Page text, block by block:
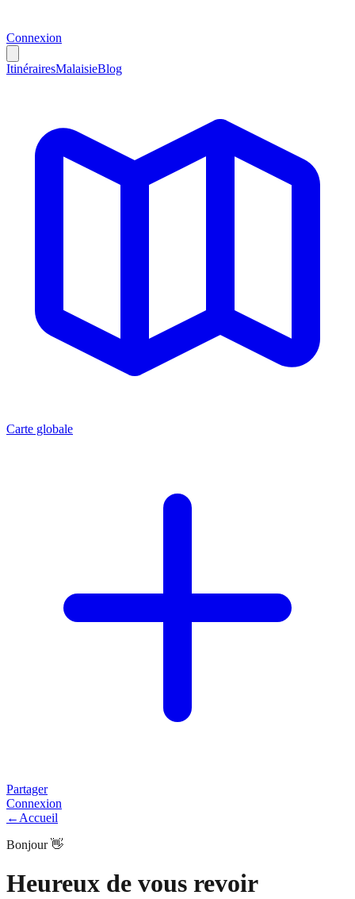
Connexion
ItinérairesMalaisieBlog
Carte globale
Partager
Connexion
← Accueil
Bonjour 👋
Heureux de vous revoir